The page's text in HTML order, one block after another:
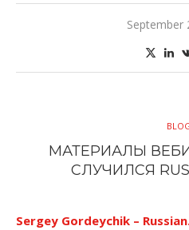
September
МАТЕРИАЛЫ
СЛУЧИЛСЯ
Sergey Gordeychik –